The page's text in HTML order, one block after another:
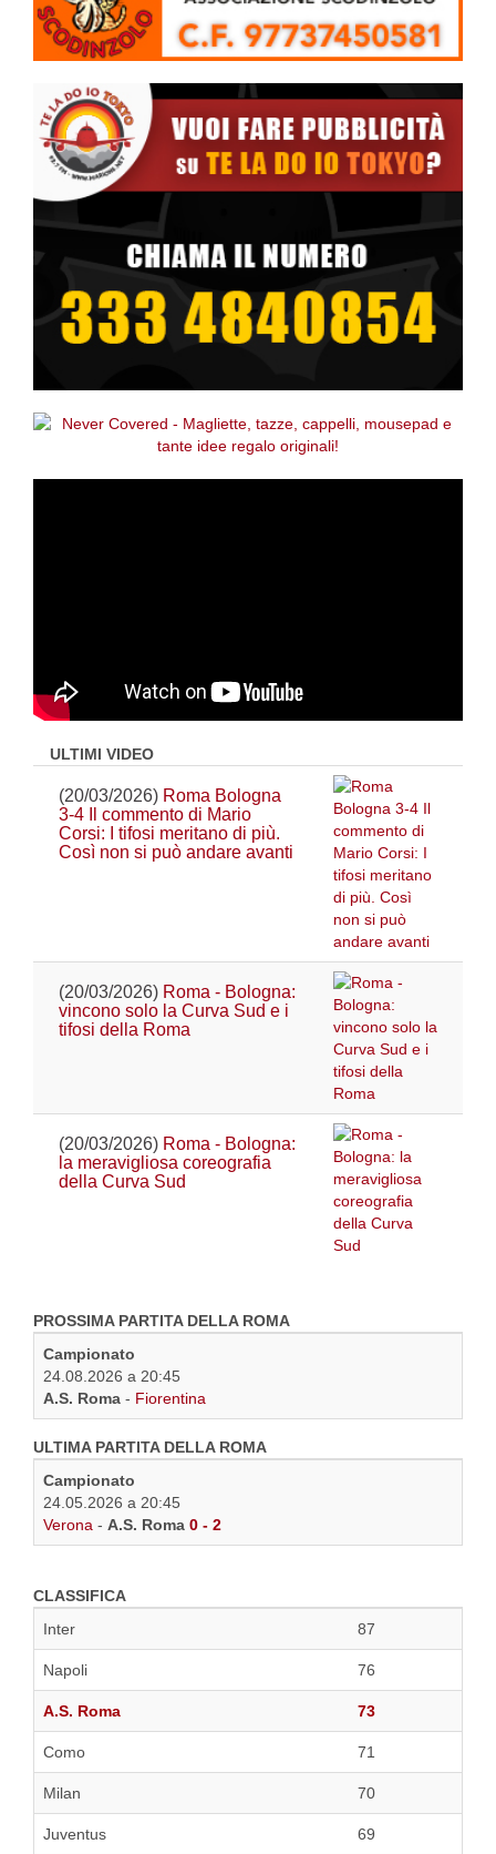
ULTIMI VIDEO
(20/03/2026) Roma Bologna
3-4 Il commento di Mario
Corsi: I tifosi meritano di più.
Così non si può andare avanti
(20/03/2026) Roma - Bologna:
vincono solo la Curva Sud e i
tifosi della Roma
(20/03/2026) Roma - Bologna:
la meravigliosa coreografia
della Curva Sud
PROSSIMA PARTITA DELLA ROMA
Campionato
24.08.2026 a 20:45
A.S. Roma - Fiorentina
ULTIMA PARTITA DELLA ROMA
Campionato
24.05.2026 a 20:45
Verona - A.S. Roma 0 - 2
CLASSIFICA
Inter
87
Napoli 76
A.S. Roma 73
Como 71
Milan 70
Juventus 69